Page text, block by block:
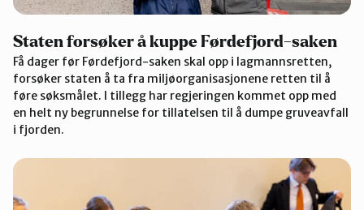
Staten forsøker å kuppe Førdefjord-saken
Få dager før Førdefjord-saken skal opp i lagmannsretten,
forsøker staten å ta fra miljøorganisasjonene retten til å
føre søksmålet. I tillegg har regjeringen kommet opp med
en helt ny begrunnelse for tillatelsen til å dumpe gruveavfall
i fjorden.